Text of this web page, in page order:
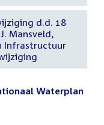
d.d. 18
Mansveld,
Infrastructuur
Waterplan